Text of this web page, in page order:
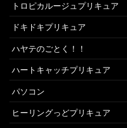
トロピカルージュプリキュア
ドキドキプリキュア
ハヤテのごとく！！
ハートキャッチプリキュア
パソコン
ヒーリングっどプリキュア